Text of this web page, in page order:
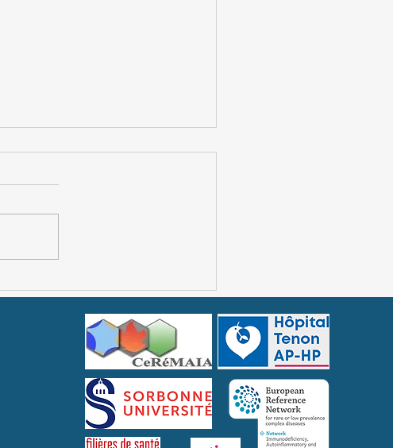
résultats de deux stratégies
thérapeutiques majeures